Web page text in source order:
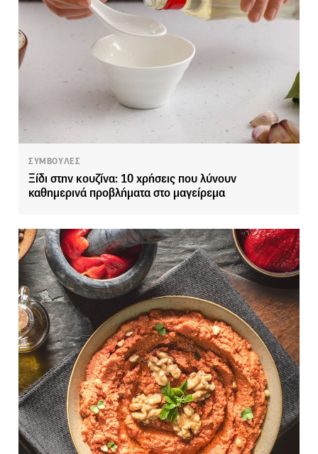
ΣΥΜΒΟΥΛΕΣ
Ξίδι στην κουζίνα: 10 χρήσεις που λύνουν
καθημερινά προβλήματα στο μαγείρεμα